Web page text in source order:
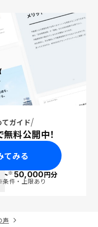
ガイド
料公開中！
てみる
ト※50,000円分
件・上限あり
声